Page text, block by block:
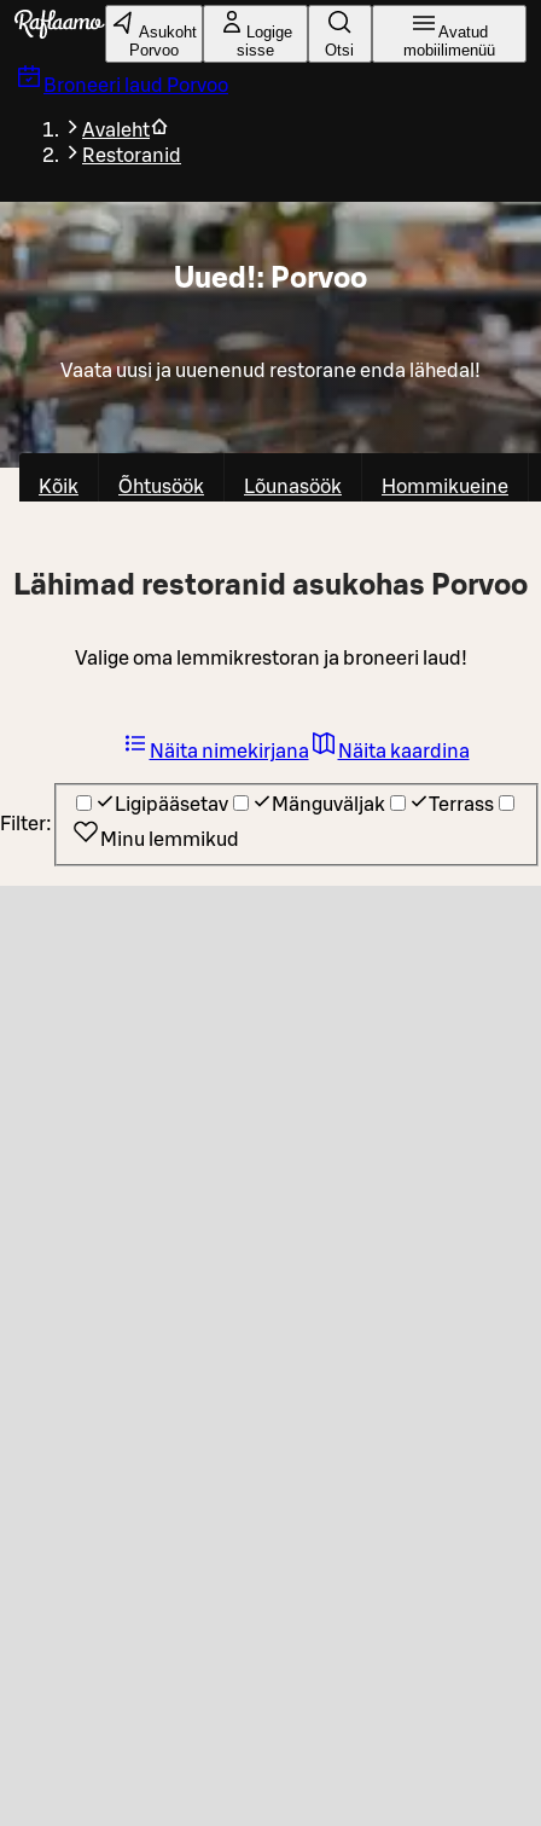
Liigu peamise sisu juurde
Asukoht
Porvoo
Logige
sisse
Otsi
Avatud
mobiilimenüü
Broneeri laud Porvoo
Avaleht
Restoranid
Uued!: Porvoo
Vaata uusi ja uuenenud restorane enda lähedal!
Kõik Õhtusöök Lõunasöök Hommikueine
Lähimad restoranid asukohas Porvoo
Valige oma lemmikrestoran ja broneeri laud!
Filter:
Ligipääsetav Mänguväljak
Terrass
Minu lemmikud
Näita nimekirjana Näita kaardina